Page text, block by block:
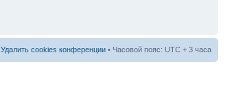
Удалить cookies конференции • Часовой пояс: UTC + 3 часа